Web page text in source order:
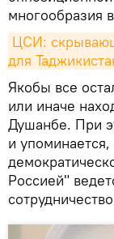
многообразия
ЦСИ:
для
Якобы все
или иначе
Душанбе. При
и
Россией"